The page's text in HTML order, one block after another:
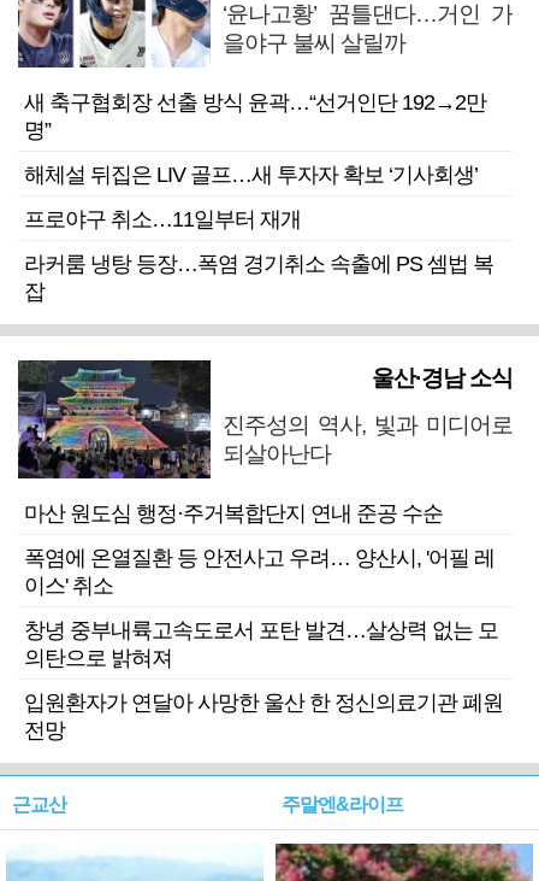
‘윤나고황’ 꿈틀댄다…거인 가
을야구 불씨 살릴까
새 축구협회장 선출 방식 윤곽…“선거인단 192→2만
명”
해체설 뒤집은 LIV 골프…새 투자자 확보 ‘기사회생’
프로야구 취소…11일부터 재개
라커룸 냉탕 등장…폭염 경기취소 속출에 PS 셈법 복
잡
울산·경남 소식
진주성의 역사, 빛과 미디어로
되살아난다
마산 원도심 행정·주거복합단지 연내 준공 수순
폭염에 온열질환 등 안전사고 우려… 양산시, '어필 레
이스' 취소
창녕 중부내륙고속도로서 포탄 발견…살상력 없는 모
의탄으로 밝혀져
입원환자가 연달아 사망한 울산 한 정신의료기관 폐원
전망
근교산 주말엔&라이프